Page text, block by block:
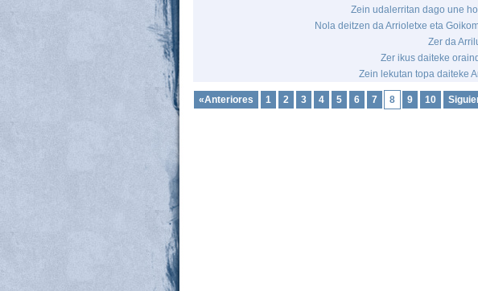
Zein udalerritan dago une
Nola deitzen da Arrioletxe eta
Zer da
Zer ikus daiteke
Zein lekutan topa daiteke
«Anteriores 1 2 3 4 5 6 7 8 9 10